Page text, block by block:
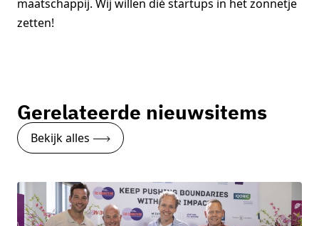
maatschappij. Wij willen dié startups in het zonnetje
zetten!
Gerelateerde nieuwsitems
Bekijk alles